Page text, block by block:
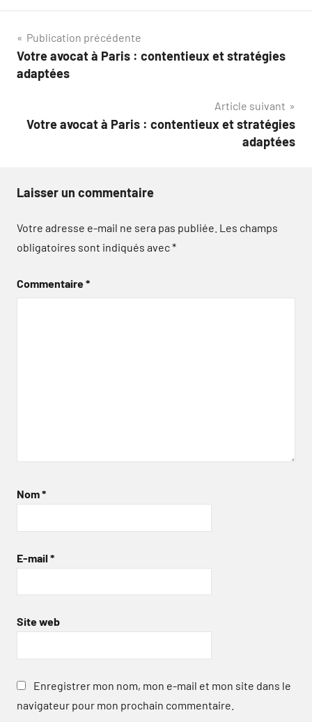
Navigation
de
Publication précédente
Votre avocat à Paris : contentieux et stratégies
adaptées
Article suivant
Votre avocat à Paris : contentieux et stratégies
adaptées
Laisser un commentaire
Votre adresse e-mail ne sera pas publiée. Les champs
obligatoires sont indiqués avec*
Commentaire*
Nom*
E-mail *
Site web
Enregistrer mon nom, mon e-mail et mon site dans le
navigateur pour mon prochain commentaire.